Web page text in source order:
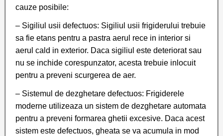
cauze posibile:
– Sigiliul usii defectuos: Sigiliul usii frigiderului trebuie
sa fie etans pentru a pastra aerul rece in interior si
aerul cald in exterior. Daca sigiliul este deteriorat sau
nu se inchide corespunzator, acesta trebuie inlocuit
pentru a preveni scurgerea de aer.
– Sistemul de dezghetare defectuos: Frigiderele
moderne utilizeaza un sistem de dezghetare automata
pentru a preveni formarea ghetii excesive. Daca acest
sistem este defectuos, gheata se va acumula in mod